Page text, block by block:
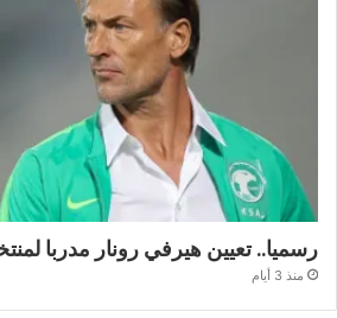
رسميا.. تعيين هيرفي رونار مدربا
منذ 3 أيام